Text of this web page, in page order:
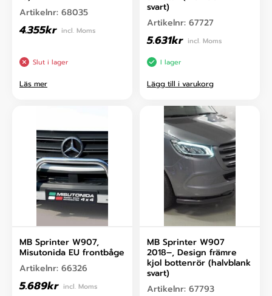
Artikelnr: 68035
4.355kr incl. Moms
Slut i lager
Läs mer
svart)
Artikelnr: 67727
5.631kr incl. Moms
I lager
Lägg till i varukorg
MB Sprinter W907,
Misutonida EU frontbåge
Artikelnr: 66326
5.689kr incl. Moms
MB Sprinter W907
2018–, Design främre
kjol bottenrör (halvblank
svart)
Artikelnr: 67793